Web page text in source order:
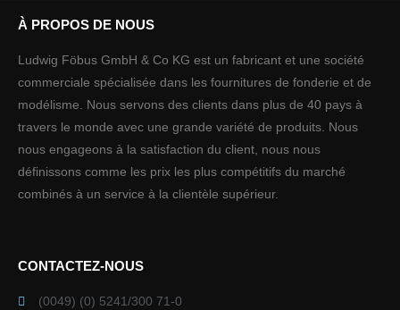
À PROPOS DE NOUS
Ludwig Föbus GmbH & Co KG est un fabricant et une société
commerciale spécialisée dans les fournitures de fonderie et de
modélisme. Nous servons des clients dans plus de 40 pays à
travers le monde avec une grande variété de produits. Nous
nous engageons à la satisfaction du client, nous nous
définissons comme les prix les plus compétitifs du marché
combinés à un service à la clientèle supérieur.
CONTACTEZ-NOUS
(0049) (0) 5241/300 71-0